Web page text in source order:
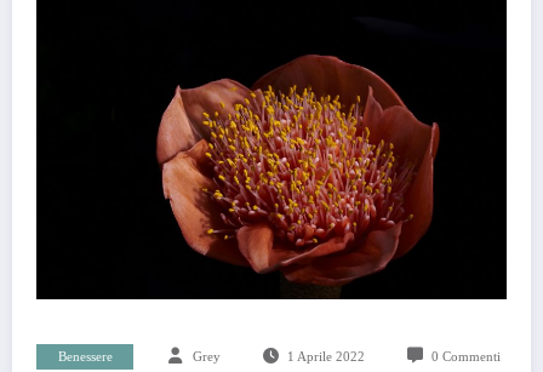
Benessere Grey 1 Aprile 2022 0 Commenti